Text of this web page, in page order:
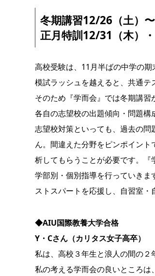
冬期講習12/26（土）〜
正月特訓12/31（木）
高校受験は、11月半ばの中学の
模試ラッシュを越えると、共通テ
そのため『学而会』では冬期講
各自の志望校の出題傾向・問題構
志望校対策といっても、過去の
ん。間違えた分野をピンポイン
析してもらうことが必要です。『
学部別・個別指導を行っていき
ストスパートを応援し、自習室・
◆AIU国際教養大学合格
Y・Cさん（カリタス女子高卒）
私は、高校３年生と浪人の間の２
私の考える学而会の良いところ